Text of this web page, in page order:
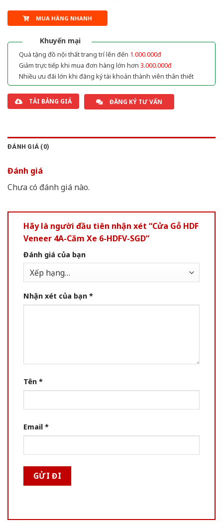
MUA HÀNG NHANH
Khuyến mại
Quà tặng đồ nội thất trang trí lên đến 1.000.000đ
Giảm trực tiếp khi mua đơn hàng lớn hơn 3.000.000đ
Nhiều ưu đãi lớn khi đăng ký tài khoản thành viên thân thiết
TẢI BẢNG GIÁ ĐĂNG KÝ TƯ VẤN
ĐÁNH GIÁ (0)
Đánh giá
Chưa có đánh giá nào.
Hãy là người đầu tiên nhận xét “Cửa Gỗ HDF
Veneer 4A-Căm Xe 6-HDFV-SGD”
Đánh giá của bạn
Nhận xét của bạn *
Tên *
Email *